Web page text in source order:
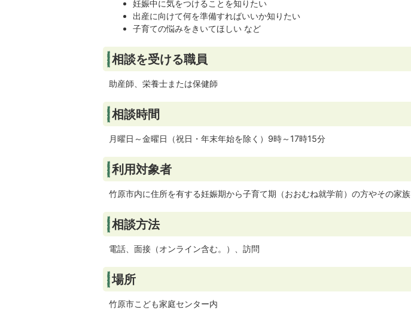
妊娠中に気をつけることを知りたい
出産に向けて何を準備すればいいか知りたい
子育ての悩みをきいてほしい など
相談を受ける職員
助産師、栄養士または保健師
相談時間
月曜日～金曜日（祝日・年末年始を除く）9時～17時15分
利用対象者
竹原市内に住所を有する妊娠期から子育て期（おおむね就学前）の方やその家族
相談方法
電話、面接（オンライン含む。）、訪問
場所
竹原市こども家庭センター内